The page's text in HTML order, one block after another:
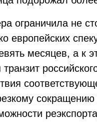
ограничила не
европейских
месяцев, а к